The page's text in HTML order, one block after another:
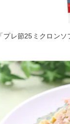
「プレ節25ミクロン